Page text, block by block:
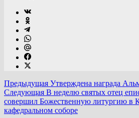
Предыдущая Утверждена награда
Следующая В неделю святых отец
совершил Божественную литургию в
кафедральном соборе